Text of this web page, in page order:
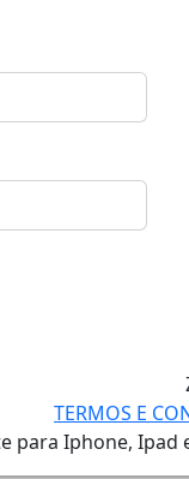
TERMOS E
para Iphone, Ipad